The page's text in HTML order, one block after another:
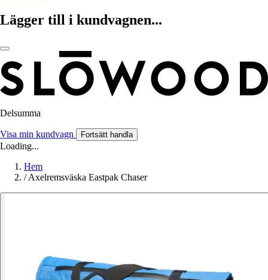
Lägger till i kundvagnen...
Delsumma
Visa min kundvagn Fortsätt handla
Loading...
Hem
/ Axelremsväska Eastpak Chaser